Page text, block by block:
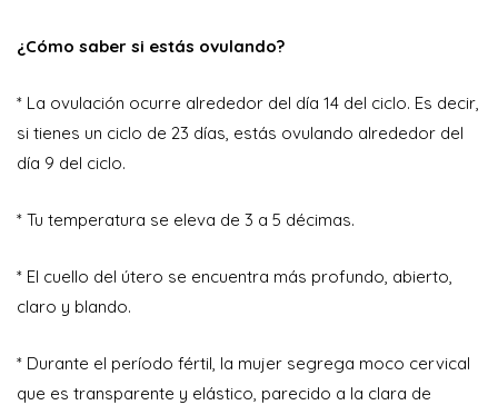
¿Cómo saber si estás ovulando?
* La ovulación ocurre alrededor del día 14 del ciclo. Es decir,
si tienes un ciclo de 23 días, estás ovulando alrededor del
día 9 del ciclo.
* Tu temperatura se eleva de 3 a 5 décimas.
* El cuello del útero se encuentra más profundo, abierto,
claro y blando.
* Durante el período fértil, la mujer segrega moco cervical
que es transparente y elástico, parecido a la clara de